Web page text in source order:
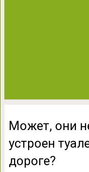
Может, они
устроен
дороге?